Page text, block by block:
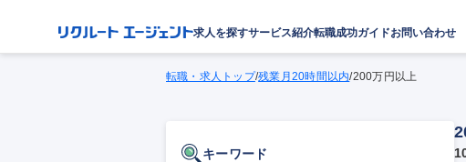
求人を探すサービス紹介転職成功ガイドお問い合わせ
転職・求人トップ/残業月20時間以内/200万円以上
キーワード